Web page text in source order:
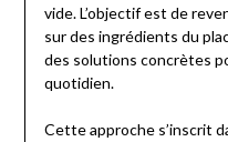
vide. L’objectif est de
sur des ingrédients du
des solutions concrètes
quotidien.
Cette approche s’inscrit